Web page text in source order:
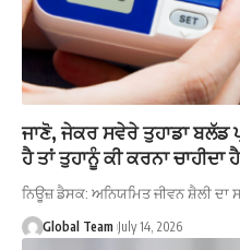
ਜਾਣੋ, ਜੇਕਰ ਸਵੇਰੇ ਤੁਹਾਡਾ
ਹੈ ਤਾਂ ਤੁਹਾਨੂੰ ਕੀ ਕਰਨਾ ਚਾਹੀਦਾ
ਨਿਊਜ਼ ਡੈਸਕ: ਅਨਿਯਮਿਤ ਜੀਵਨ ਸ਼ੈਲੀ ਦਾ
Global Team July 14, 2026